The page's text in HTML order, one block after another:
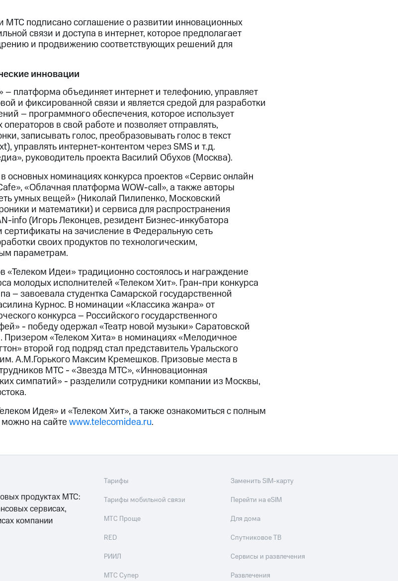
подписано соглашение о развитии инновационных
связи и доступа в интернет, которое предполагает
и продвижению соответствующих решений для
инновации
платформа объединяет интернет и телефонию, управляет
и фиксированной связи и является средой для разработки
– программного обеспечения, которое использует
в свой работе и позволяет отправлять,
записывать голос, преобразовывать голос в текст
управлять интернет-контентом через SMS и т.д.
руководитель проекта Василий Обухов (Москва).
основных номинациях конкурса проектов «Сервис онлайн
«Облачная платформа WOW-call», а также авторы
умных вещей» (Николай Пилипенко, Московский
и математики) и сервиса для распространения
info (Игорь Леконцев, резидент Бизнес-инкубатора
на зачисление в Федеральную сеть
своих продуктов по технологическим,
параметрам.
«Телеком Идеи» традиционно состоялось и награждение
молодых исполнителей «Телеком Хит». Гран-при конкурса
– завоевала студентка Самарской государственной
Курнос. В номинации «Классика жанра» от
конкурса – Российского государственного
- победу одержал «Театр новой музыки» Саратовской
Призером «Телеком Хита» в номинациях «Мелодичное
второй год подряд стал представитель Уральского
им. А.М.Горького Максим Кремешков. Призовые места в
МТС - «Звезда МТС», «Инновационная
симпатий» - разделили сотрудники компании из Москвы,
Идея» и «Телеком Хит», а также ознакомиться с полным
на сайтеwww.telecomidea.ru.
продуктах МТС:
сервисах,
компании
Тарифы
Тарифы мобильной связи
МТС Проще
RED
РИИЛ
МТС Супер
Заменить SIM-карту
Перейти на eSIM
Для дома
Спутниковое ТВ
Сервисы и развлечения
Развлечения